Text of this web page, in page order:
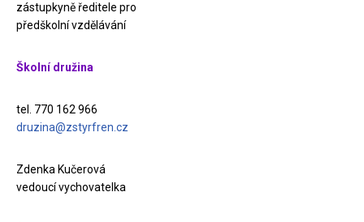
zástupkyně ředitele pro
předškolní vzdělávání
Školní družina
tel. 770 162 966
druzina@zstyrfren.cz
Zdenka Kučerová
vedoucí vychovatelka